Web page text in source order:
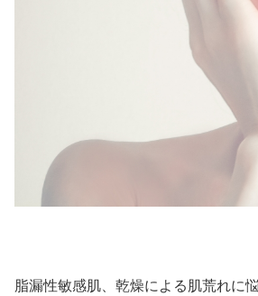
脂漏性敏感肌、乾燥による肌荒れに